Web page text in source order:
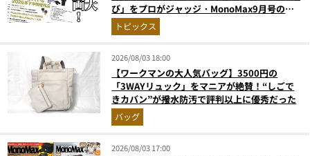
び」をプロがジャッジ・MonoMax9月号の目
次を公開
トピックス
2026/08/03 18:00
【ワークマンの大人気バッグ】3500円の
「3WAYリュック」をマニアが絶賛！“しごで
きカバン”が撥水防汚で評判以上に優秀だった
バッグ
2026/08/03 17:00